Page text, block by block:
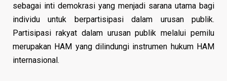
sebagai inti demokrasi yang menjadi sarana utama bagi
individu untuk berpartisipasi dalam urusan publik.
Partisipasi rakyat dalam urusan publik melalui pemilu
merupakan HAM yang dilindungi instrumen hukum HAM
internasional.